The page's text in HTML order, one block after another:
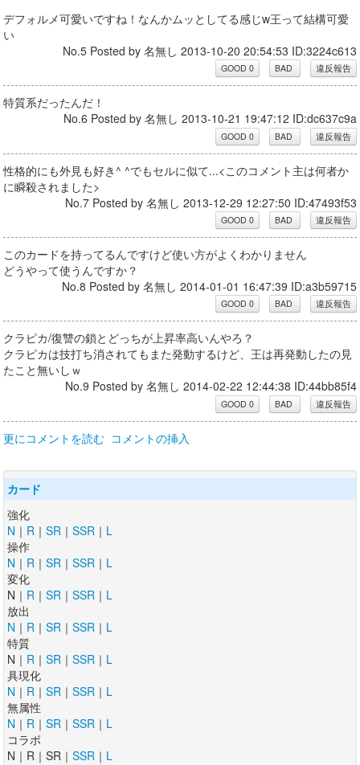
デフォルメ可愛いですね！なんかムッとしてる感じw王って結構可愛
い
No.5 Posted by 名無し 2013-10-20 20:54:53 ID:3224c613
特質系だったんだ！
No.6 Posted by 名無し 2013-10-21 19:47:12 ID:dc637c9a
性格的にも外見も好き^ ^でもセルに似て...<このコメント主は何者か
に瞬殺されました>
No.7 Posted by 名無し 2013-12-29 12:27:50 ID:47493f53
このカードを持ってるんですけど使い方がよくわかりません
どうやって使うんですか？
No.8 Posted by 名無し 2014-01-01 16:47:39 ID:a3b59715
クラピカ/復讐の鎖とどっちが上昇率高いんやろ？
クラピカは技打ち消されてもまた発動するけど、王は再発動したの見
たこと無いしｗ
No.9 Posted by 名無し 2014-02-22 12:44:38 ID:44bb85f4
更にコメントを読む コメントの挿入
カード
強化
N ｜ R ｜ SR ｜ SSR ｜ L
操作
N ｜ R ｜ SR ｜ SSR ｜ L
変化
N｜ R ｜ SR ｜ SSR ｜ L
放出
N ｜ R ｜ SR ｜ SSR ｜ L
特質
N｜ R ｜ SR ｜ SSR ｜ L
具現化
N ｜ R ｜ SR ｜ SSR ｜ L
無属性
N ｜ R ｜ SR ｜ SSR ｜ L
コラボ
N｜R｜SR｜ SSR ｜ L